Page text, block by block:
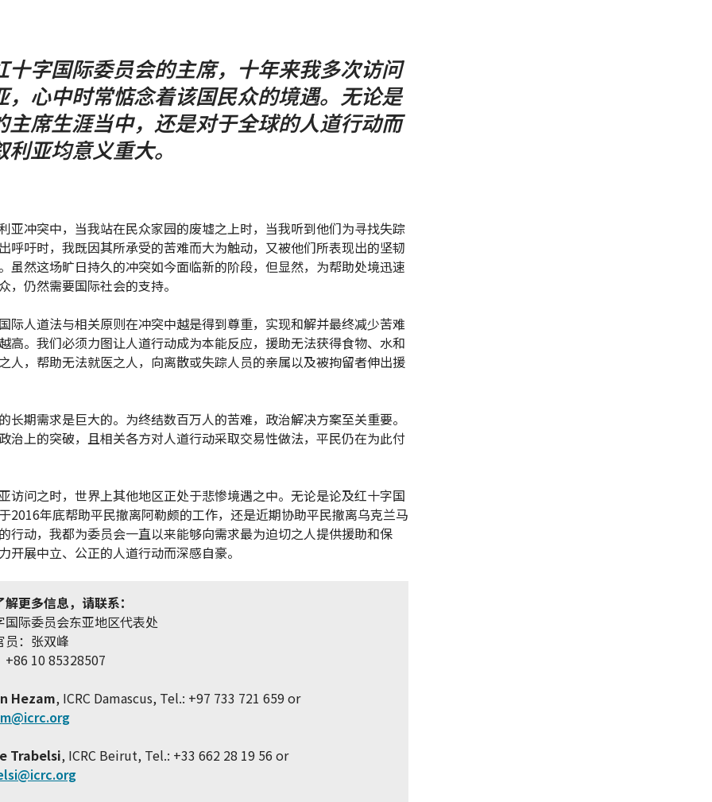
十字国际委员会的主席，十年来我多次访问
，心中时常惦念着该国民众的境遇。无论是
主席生涯当中，还是对于全球的人道行动而
亚均意义重大。
亚冲突中，当我站在民众家园的废墟之上时，当我听到他们为寻找失踪
呼吁时，我既因其所承受的苦难而大为触动，又被他们所表现出的坚韧
虽然这场旷日持久的冲突如今面临新的阶段，但显然，为帮助处境迅速
，仍然需要国际社会的支持。
际人道法与相关原则在冲突中越是得到尊重，实现和解并最终减少苦难
高。我们必须力图让人道行动成为本能反应，援助无法获得食物、水和
人，帮助无法就医之人，向离散或失踪人员的亲属以及被拘留者伸出援
长期需求是巨大的。为终结数百万人的苦难，政治解决方案至关重要。
治上的突破，且相关各方对人道行动采取交易性做法，平民仍在为此付
访问之时，世界上其他地区正处于悲惨境遇之中。无论是论及红十字国
2016年底帮助平民撤离阿勒颇的工作，还是近期协助平民撤离乌克兰马
行动，我都为委员会一直以来能够向需求最为迫切之人提供援助和保
开展中立、公正的人道行动而深感自豪。
更多信息，请联系：
国际委员会东亚地区代表处
员：张双峰
+86 10 85328507
Hezam, ICRC Damascus, Tel.: +97 733 721 659 or
Trabelsi, ICRC Beirut, Tel.: +33 662 28 19 56 or